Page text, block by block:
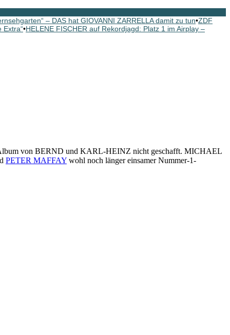
– DAS hat GIOVANNI ZARRELLA damit zu tun•ZDF
Extra“•HELENE FISCHER auf Rekordjagd: Platz 1 im Airplay –
von BERND und KARL-HEINZ nicht geschafft. MICHAEL
PETER MAFFAY wohl noch länger einsamer Nummer-1-